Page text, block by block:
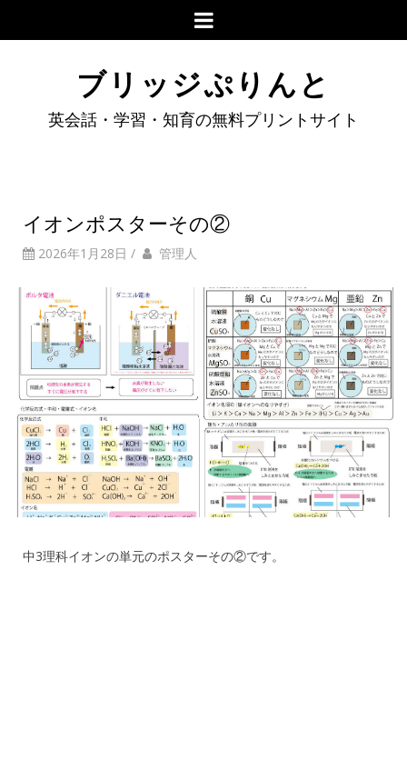
ブリッジぷりんと
英会話・学習・知育の無料プリントサイト
イオンポスターその②
2026年1月28日 / 管理人
中3理科イオンの単元のポスターその②です。